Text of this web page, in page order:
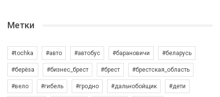
Метки
#tochka #авто #автобус #барановичи #беларусь
#берёза #бизнес_брест #брест #брестская_область
#вело #гибель #гродно #дальнобойщик #дети